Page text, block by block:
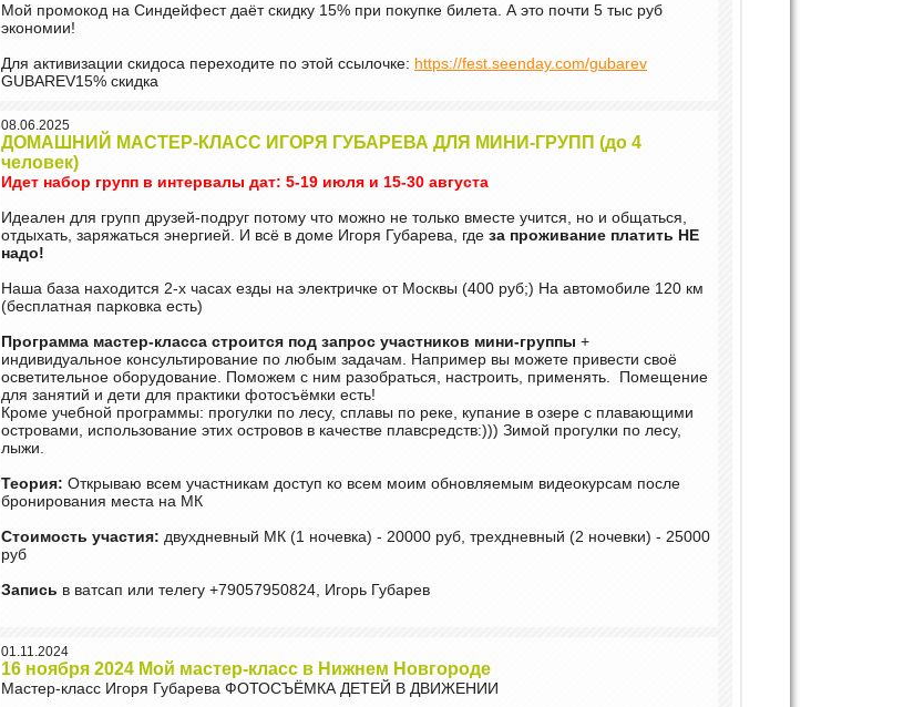
Мой промокод на Синдейфест даёт скидку 15% при покупке билета. А это почти 5 тыс руб
экономии!
Для активизации скидоса переходите по этой ссылочке: https://fest.seenday.com/gubarev
GUBAREV15% скидка
08.06.2025
ДОМАШНИЙ МАСТЕР-КЛАСС ИГОРЯ ГУБАРЕВА ДЛЯ МИНИ-ГРУПП (до 4
человек)
Идет набор групп в интервалы дат: 5-19 июля и 15-30 августа
Идеален для групп друзей-подруг потому что можно не только вместе учится, но и общаться,
отдыхать, заряжаться энергией. И всё в доме Игоря Губарева, где за проживание платить НЕ
надо!
Наша база находится 2-х часах езды на электричке от Москвы (400 руб;) На автомобиле 120 км
(бесплатная парковка есть)
Программа мастер-класса строится под запрос участников мини-группы +
индивидуальное консультирование по любым задачам. Например вы можете привести своё
осветительное оборудование. Поможем с ним разобраться, настроить, применять. Помещение
для занятий и дети для практики фотосъёмки есть!
Кроме учебной программы: прогулки по лесу, сплавы по реке, купание в озере с плавающими
островами, использование этих островов в качестве плавсредств:))) Зимой прогулки по лесу,
лыжи.
Теория: Открываю всем участникам доступ ко всем моим обновляемым видеокурсам после
бронирования места на МК
Стоимость участия: двухдневный МК (1 ночевка) - 20000 руб, трехдневный (2 ночевки) - 25000
руб
Запись в ватсап или телегу +79057950824, Игорь Губарев
01.11.2024
16 ноября 2024 Мой мастер-класс в Нижнем Новгороде
Мастер-класс Игоря Губарева ФОТОСЪЁМКА ДЕТЕЙ В ДВИЖЕНИИ